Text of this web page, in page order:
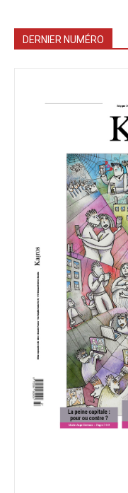
DERNIER NUMÉRO